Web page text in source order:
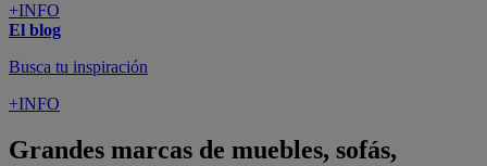
+INFO
El blog
Busca tu inspiración
+INFO
Grandes marcas de muebles, sofás,